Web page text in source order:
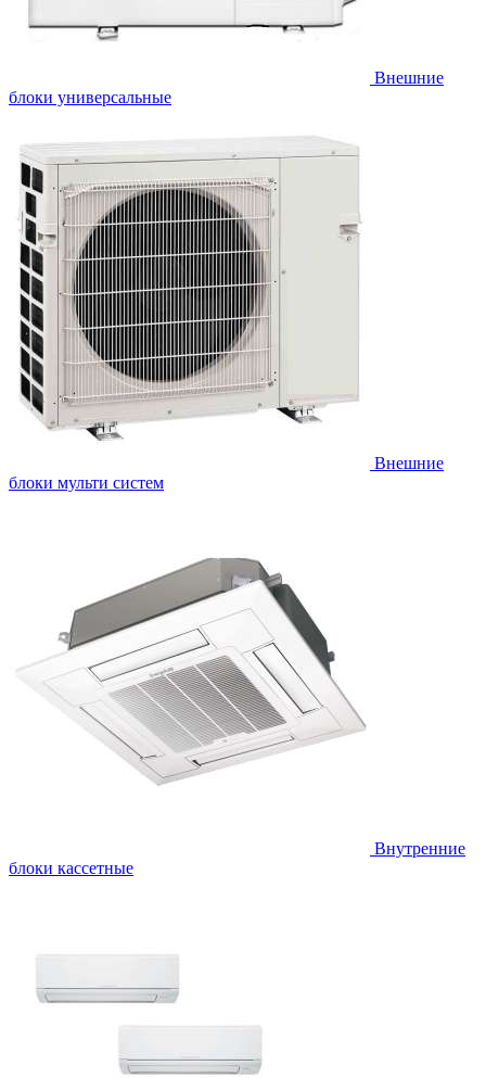
Внешние
блоки универсальные
Внешние
блоки мульти систем
Внутренние
блоки кассетные